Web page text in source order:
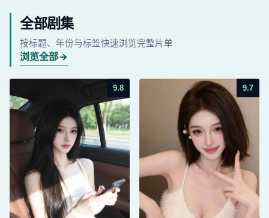
全部剧集
按标题、年份与标签快速浏览完整片单
浏览全部
9.8 9.7